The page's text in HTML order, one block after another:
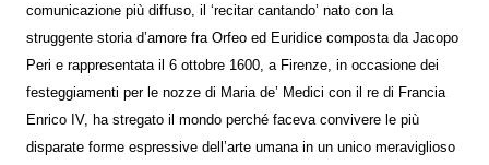
comunicazione più diffuso, il ‘recitar cantando’ nato con la
struggente storia d’amore fra Orfeo ed Euridice composta da Jacopo
Peri e rappresentata il 6 ottobre 1600, a Firenze, in occasione dei
festeggiamenti per le nozze di Maria de’ Medici con il re di Francia
Enrico IV, ha stregato il mondo perché faceva convivere le più
disparate forme espressive dell’arte umana in un unico meraviglioso